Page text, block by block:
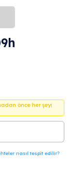
önce her şeyi
nasıl tespit edilir?